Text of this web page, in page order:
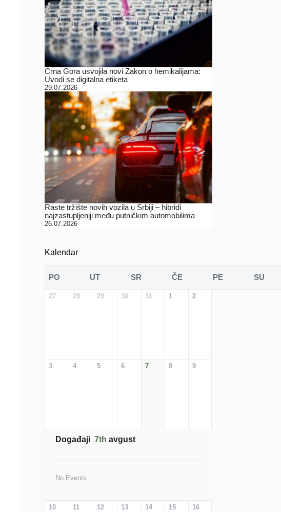
Crna Gora usvojila novi Zakon o hemikalijama:
Uvodi se digitalna etiketa
29.07.2026
Raste tržište novih vozila u Srbiji – hibridi
najzastupljeniji među putničkim automobilima
26.07.2026
Kalendar
PO UT SR ČE PE SU
27 28 29 30 31 1 2
3 4 5 6 7 8 9
Događaji 7th avgust
No Events
10 11 12 13 14 15 16